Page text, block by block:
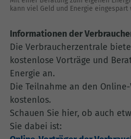
kann viel Geld und Energie eingespart
Informationen der
Die Verbraucherzentrale
kostenlose Vorträge und
Energie an.
Die Teilnahme an den
kostenlos.
Schauen Sie hier, ob auch
Sie dabei ist: